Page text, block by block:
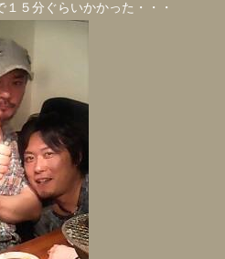
５分ぐらいかかった・・・